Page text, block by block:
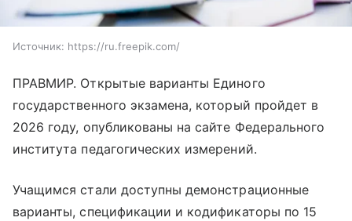
Источник: https://ru.freepik.com/
ПРАВМИР. Открытые варианты Единого
государственного экзамена, который пройдет в
2026 году, опубликованы на сайте Федерального
института педагогических измерений.
Учащимся стали доступны демонстрационные
варианты, спецификации и кодификаторы по 15